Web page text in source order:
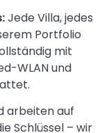
Jede Villa, jedes
Portfolio
mit
WLAN und
arbeiten auf
Schlüssel – wir